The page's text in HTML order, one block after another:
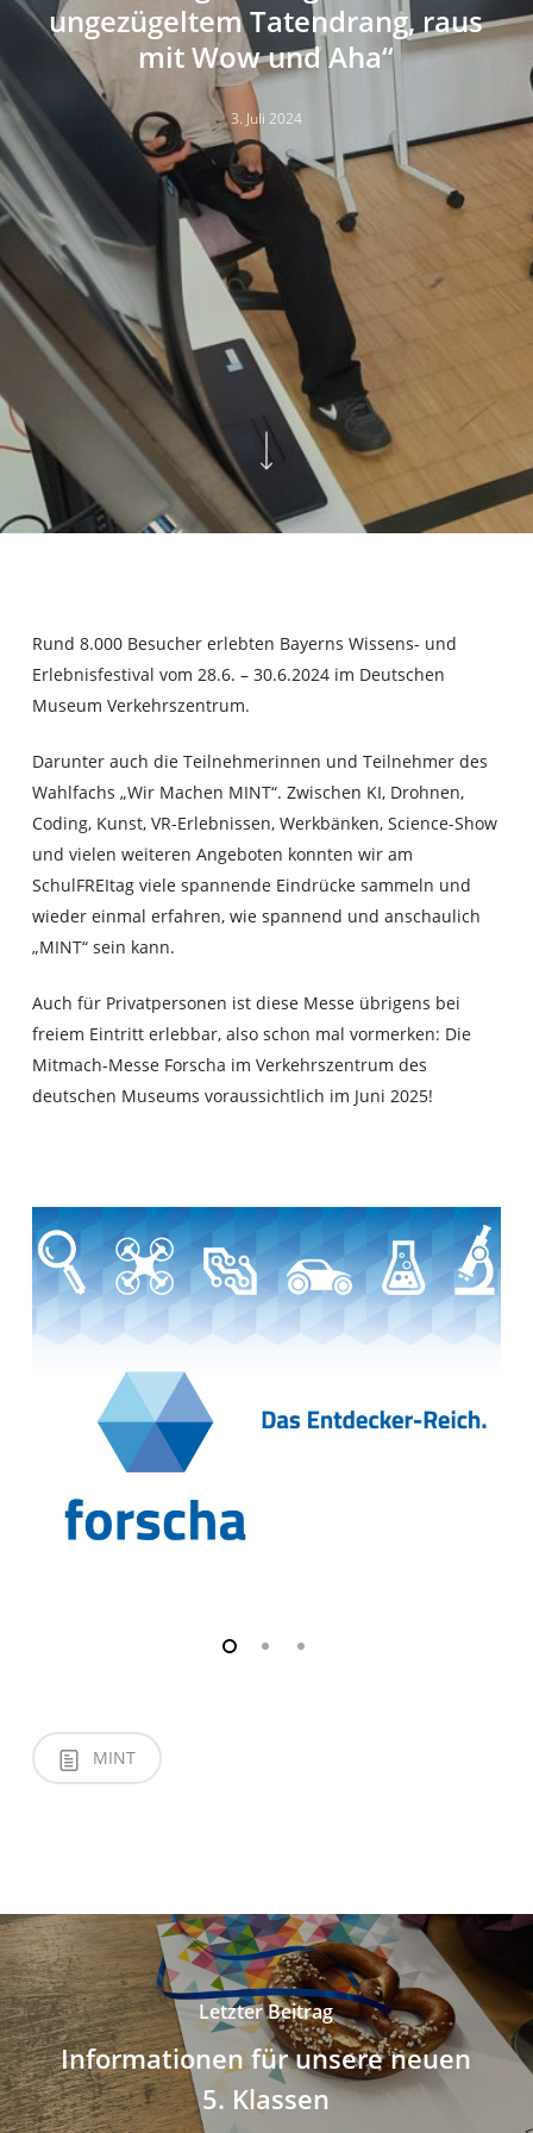
ungezügeltem Tatendrang, raus
mit Wow und Aha“
3. Juli 2024
Rund 8.000 Besucher erlebten Bayerns Wissens- und
Erlebnisfestival vom 28.6. – 30.6.2024 im Deutschen
Museum Verkehrszentrum.
Darunter auch die Teilnehmerinnen und Teilnehmer des
Wahlfachs „Wir Machen MINT“. Zwischen KI, Drohnen,
Coding, Kunst, VR-Erlebnissen, Werkbänken, Science-Show
und vielen weiteren Angeboten konnten wir am
SchulFREItag viele spannende Eindrücke sammeln und
wieder einmal erfahren, wie spannend und anschaulich
„MINT“ sein kann.
Auch für Privatpersonen ist diese Messe übrigens bei
freiem Eintritt erlebbar, also schon mal vormerken: Die
Mitmach-Messe Forscha im Verkehrszentrum des
deutschen Museums voraussichtlich im Juni 2025!
MINT
Letzter Beitrag
Informationen für unsere neuen
5. Klassen